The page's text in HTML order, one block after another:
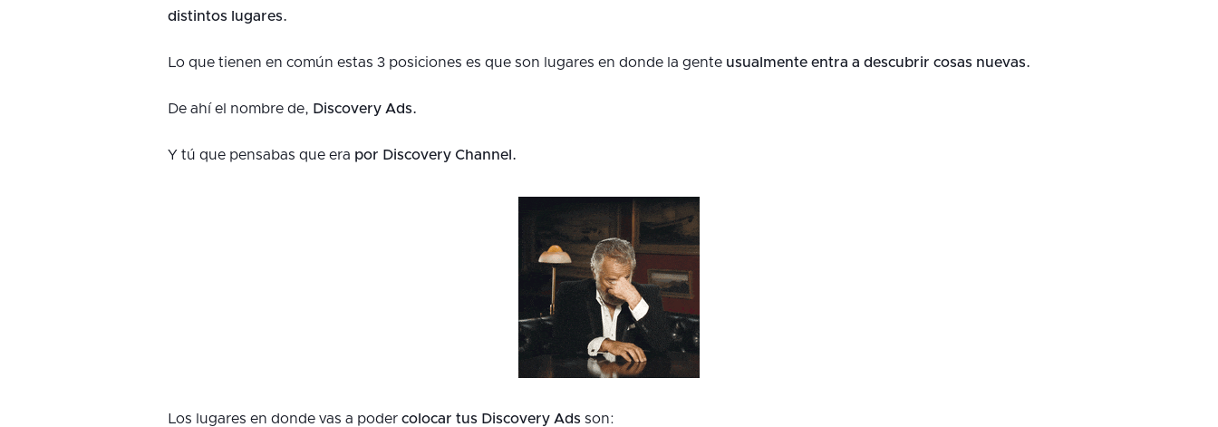
distintos lugares.
Lo que tienen en común estas 3 posiciones es que son lugares en donde la gente usualmente entra a descubrir cosas nuevas.
De ahí el nombre de, Discovery Ads.
Y tú que pensabas que era por Discovery Channel.
Los lugares en donde vas a poder colocar tus Discovery Ads son: